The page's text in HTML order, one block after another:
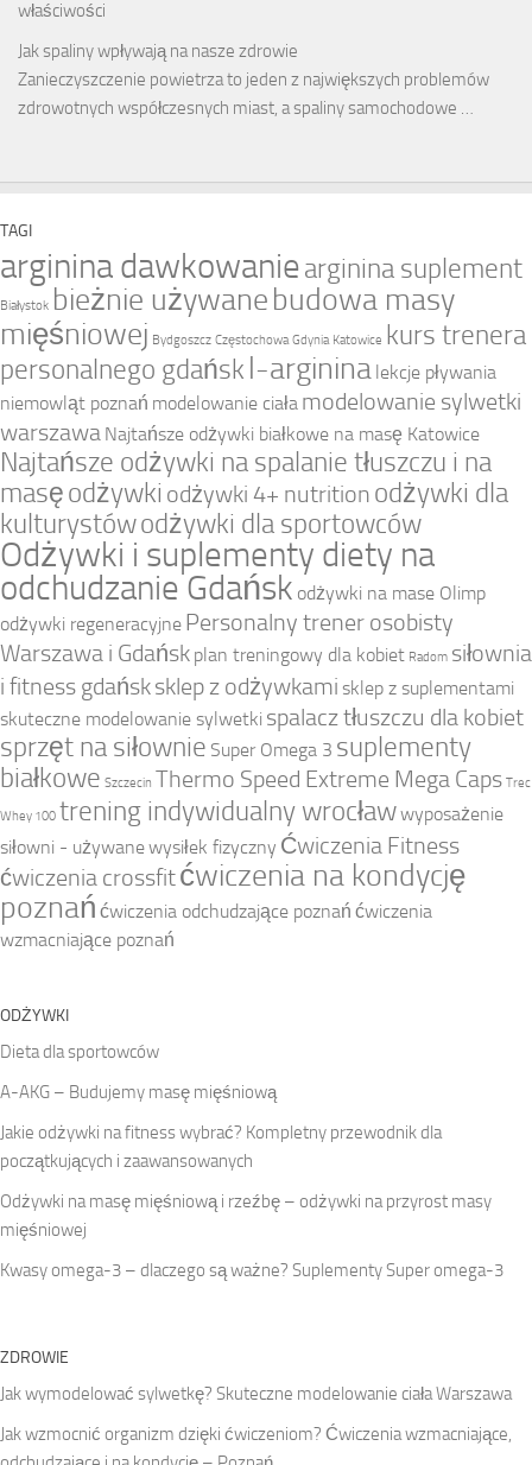
Jak spaliny wpływają na nasze zdrowie
Zanieczyszczenie powietrza to jeden z największych problemów
zdrowotnych współczesnych miast, a spaliny samochodowe …
TAGI
arginina dawkowaniearginina suplement
Białystok bieżnie używanebudowa masy
mięśniowej Bydgoszcz Częstochowa Gdynia Katowice kurs trenera
personalnego gdańsk l-arginina lekcje pływania
niemowląt poznań modelowanie ciała modelowanie sylwetki
warszawa Najtańsze odżywki białkowe na masę Katowice
Najtańsze odżywki na spalanie tłuszczu i na
masęodżywki odżywki 4+ nutrition odżywki dla
kulturystówodżywki dla sportowców
Odżywki i suplementy diety na
odchudzanie Gdańsk odżywki na mase Olimp
odżywki regeneracyjne Personalny trener osobisty
Warszawa i Gdańsk plan treningowy dla kobiet Radom siłownia
i fitness gdańsksklep z odżywkami sklep z suplementami
skuteczne modelowanie sylwetki spalacz tłuszczu dla kobiet
sprzęt na siłownie Super Omega 3 suplementy
białkowe Szczecin Thermo Speed Extreme Mega Caps Trec
Whey 100 trening indywidualny wrocławwyposażenie
siłowni - używanewysiłek fizyczny Ćwiczenia Fitness
ćwiczenia crossfitćwiczenia na kondycję
poznań ćwiczenia odchudzające poznań ćwiczenia
wzmacniające poznań
ODŻYWKI
Dieta dla sportowców
A-AKG – Budujemy masę mięśniową
Jakie odżywki na fitness wybrać? Kompletny przewodnik dla
początkujących i zaawansowanych
Odżywki na masę mięśniową i rzeźbę – odżywki na przyrost masy
mięśniowej
Kwasy omega-3 – dlaczego są ważne? Suplementy Super omega-3
ZDROWIE
Jak wymodelować sylwetkę? Skuteczne modelowanie ciała Warszawa
Jak wzmocnić organizm dzięki ćwiczeniom? Ćwiczenia wzmacniające,